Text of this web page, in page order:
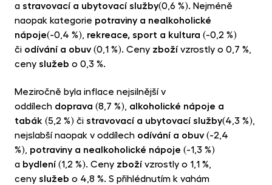
a stravovací a ubytovací služby(0,6 %). Nejméně
naopak kategorie potraviny a nealkoholické
nápoje(-0,4 %), rekreace, sport a kultura (-0,2 %)
či odívání a obuv (0,1 %). Ceny zboží vzrostly o 0,7 %,
ceny služeb o 0,3 %.
Meziročně byla inflace nejsilnější v
oddílech doprava (8,7 %), alkoholické nápoje a
tabák (5,2 %) či stravovací a ubytovací služby(4,3 %),
nejslabší naopak v oddílech odívání a obuv (-2,4
%), potraviny a nealkoholické nápoje (-1,3 %)
a bydlení (1,2 %). Ceny zboží vzrostly o 1,1 %,
ceny služeb o 4,8 %. S přihlédnutím k vahám